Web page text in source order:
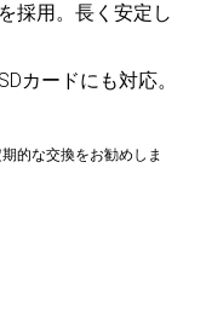
採用。長く安定し
カードにも対応。
的な交換をお勧めしま